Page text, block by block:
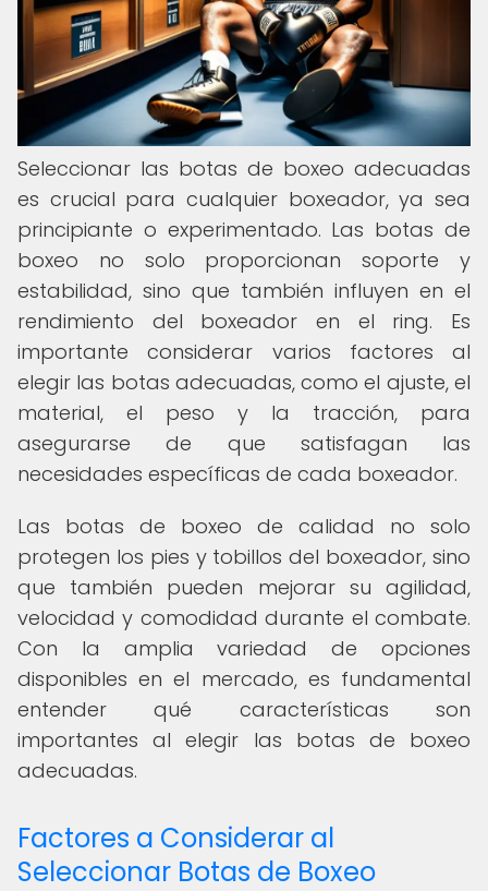
Seleccionar las botas de boxeo adecuadas
es crucial para cualquier boxeador, ya sea
principiante o experimentado. Las botas de
boxeo no solo proporcionan soporte y
estabilidad, sino que también influyen en el
rendimiento del boxeador en el ring. Es
importante considerar varios factores al
elegir las botas adecuadas, como el ajuste, el
material, el peso y la tracción, para
asegurarse de que satisfagan las
necesidades específicas de cada boxeador.
Las botas de boxeo de calidad no solo
protegen los pies y tobillos del boxeador, sino
que también pueden mejorar su agilidad,
velocidad y comodidad durante el combate.
Con la amplia variedad de opciones
disponibles en el mercado, es fundamental
entender qué características son
importantes al elegir las botas de boxeo
adecuadas.
Factores a Considerar al
Seleccionar Botas de Boxeo